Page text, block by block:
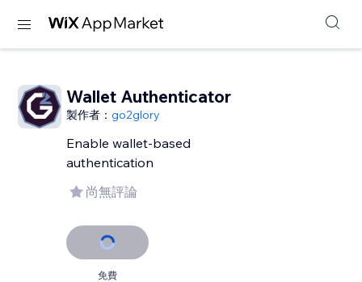
Wallet Authenticator
製作者：go2glory
Enable wallet-based
authentication
尚無評論
免費